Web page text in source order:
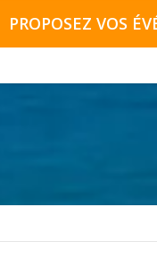
PROPOSEZ VOS